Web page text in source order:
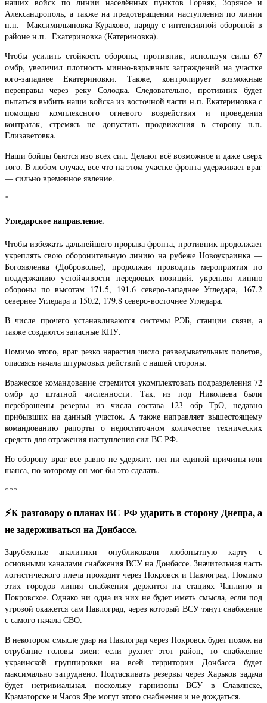
наших войск по линии населённых пунктов Горняк, Зоряное и
Александрополь, а также на предотвращении наступления по линии
н.п. Максимильяновка-Курахово, наряду с интенсивной обороной в
районе н.п. Екатериновка (Катериновка).
Чтобы усилить стойкость обороны, противник, используя силы 67
омбр, увеличил плотность минно-взрывных заграждений на участке
юго-западнее Екатериновки. Также, контролирует возможные
переправы через реку Солодка. Следовательно, противник будет
пытаться выбить наши войска из восточной части н.п. Екатериновка с
помощью комплексного огневого воздействия и проведения
контратак, стремясь не допустить продвижения в сторону н.п.
Елизаветовка.
Наши бойцы бьются изо всех сил. Делают всё возможное и даже сверх
того. В любом случае, все что на этом участке фронта удерживает враг
— сильно временное явление.
*
Угледарское направление.
Чтобы избежать дальнейшего прорыва фронта, противник продолжает
укреплять свою оборонительную линию на рубеже Новоукраинка —
Богоявленка (Доброволье), продолжая проводить мероприятия по
поддержанию устойчивости передовых позиций, укрепляя линию
обороны по высотам 171.5, 191.6 северо-западнее Угледара, 167.2
севернее Угледара и 150.2, 179.8 северо-восточнее Угледара.
В числе прочего устанавливаются системы РЭБ, станции связи, а
также создаются запасные КПУ.
Помимо этого, враг резко нарастил число разведывательных полетов,
опасаясь начала штурмовых действий с нашей стороны.
Вражеское командование стремится укомплектовать подразделения 72
омбр до штатной численности. Так, из под Николаева были
переброшены резервы из числа состава 123 обр ТрО, недавно
прибывших на данный участок. А также направляет вышестоящему
командованию рапорты о недостаточном количестве технических
средств для отражения наступления сил ВС РФ.
Но оборону враг все равно не удержит, нет ни единой причины или
шанса, по которому он мог бы это сделать.
***
⚡️К разговору о планах ВС РФ ударить в сторону Днепра, а
не задерживаться на Донбассе.
Зарубежные аналитики опубликовали любопытную карту с
основными каналами снабжения ВСУ на Донбассе. Значительная часть
логистического плеча проходит через Покровск и Павлоград. Помимо
этих городов линия снабжения держится на стациях Чаплино и
Покровское. Однако ни одна из них не будет иметь смысла, если под
угрозой окажется сам Павлоград, через который ВСУ тянут снабжение
с самого начала СВО.
В некотором смысле удар на Павлоград через Покровск будет похож на
отрубание головы змеи: если рухнет этот район, то снабжение
украинской группировки на всей территории Донбасса будет
максимально затруднено. Подтаскивать резервы через Харьков задача
будет нетривиальная, поскольку гарнизоны ВСУ в Славянске,
Краматорске и Часов Яре могут этого снабжения и не дождаться.